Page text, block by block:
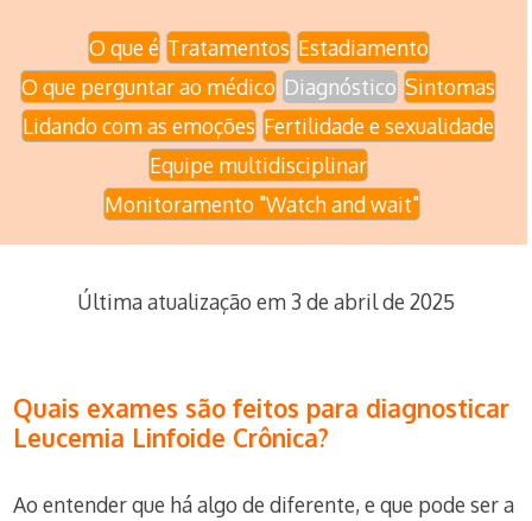
O que é Tratamentos Estadiamento
O que perguntar ao médico Diagnóstico Sintomas
Lidando com as emoções Fertilidade e sexualidade
Equipe multidisciplinar
Monitoramento "Watch and wait"
Última atualização em 3 de abril de 2025
Quais exames são feitos para diagnosticar
Leucemia Linfoide Crônica?
Ao entender que há algo de diferente, e que pode ser a